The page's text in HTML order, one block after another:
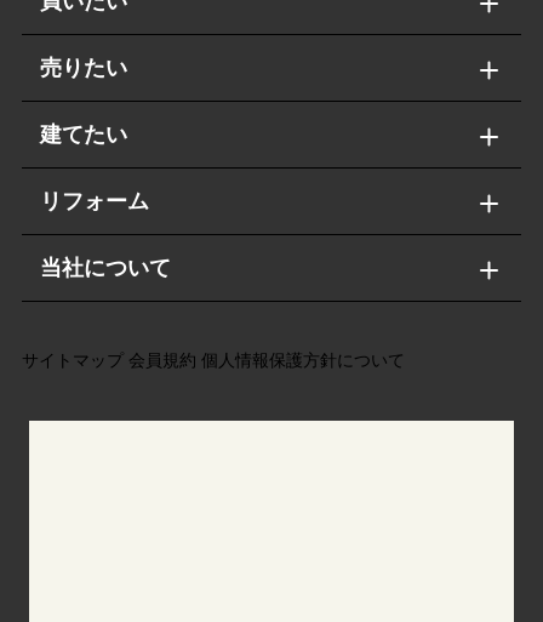
売りたい
建てたい
リフォーム
当社について
サイトマップ 会員規約 個人情報保護方針について